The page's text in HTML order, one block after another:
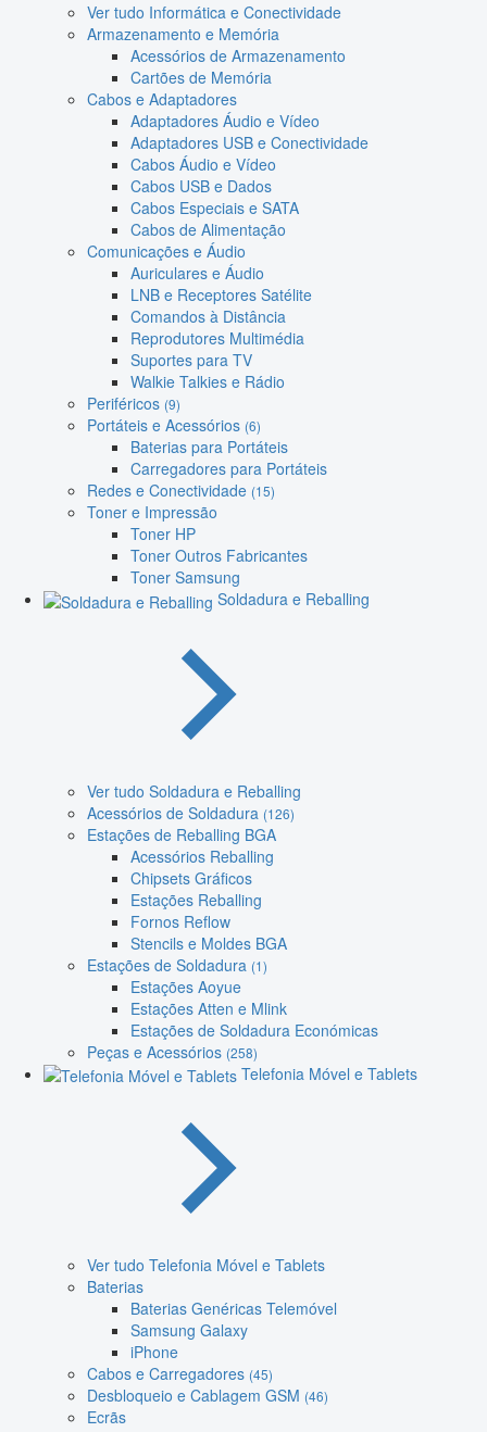
Ver tudo Informática e Conectividade
Armazenamento e Memória
Acessórios de Armazenamento
Cartões de Memória
Cabos e Adaptadores
Adaptadores Áudio e Vídeo
Adaptadores USB e Conectividade
Cabos Áudio e Vídeo
Cabos USB e Dados
Cabos Especiais e SATA
Cabos de Alimentação
Comunicações e Áudio
Auriculares e Áudio
LNB e Receptores Satélite
Comandos à Distância
Reprodutores Multimédia
Suportes para TV
Walkie Talkies e Rádio
Periféricos (9)
Portáteis e Acessórios (6)
Baterias para Portáteis
Carregadores para Portáteis
Redes e Conectividade (15)
Toner e Impressão
Toner HP
Toner Outros Fabricantes
Toner Samsung
Soldadura e Reballing
Ver tudo Soldadura e Reballing
Acessórios de Soldadura (126)
Estações de Reballing BGA
Acessórios Reballing
Chipsets Gráficos
Estações Reballing
Fornos Reflow
Stencils e Moldes BGA
Estações de Soldadura (1)
Estações Aoyue
Estações Atten e Mlink
Estações de Soldadura Económicas
Peças e Acessórios (258)
Telefonia Móvel e Tablets
Ver tudo Telefonia Móvel e Tablets
Baterias
Baterias Genéricas Telemóvel
Samsung Galaxy
iPhone
Cabos e Carregadores (45)
Desbloqueio e Cablagem GSM (46)
Ecrãs